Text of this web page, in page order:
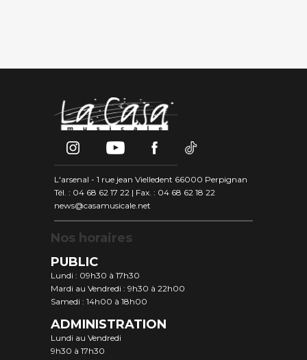
L'arsenal - 1 rue jean Vielledent 66000 Perpignan
Tél. : 04 68 62 17 22 | Fax. : 04 68 62 18 22
news@casamusicale.net
Nos horaires
PUBLIC
Lundi : 09h30 à 17h30
Mardi au Vendredi : 9h30 à 22h00
Samedi : 14h00 à 18h00
ADMINISTRATION
Lundi au Vendredi
9h30 à 17h30